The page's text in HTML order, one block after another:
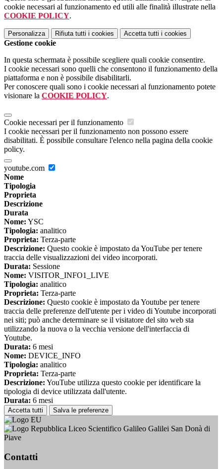
cookie necessari al funzionamento ed utili alle finalità illustrate nella
COOKIE POLICY.
Personalizza Rifiuta tutti i cookies Accetta tutti i cookies
Gestione cookie
In questa schermata è possibile scegliere quali cookie consentire.
I cookie necessari sono quelli che consentono il funzionamento della
piattaforma e non è possibile disabilitarli.
Per conoscere quali sono i cookie necessari al funzionamento potete
visionare la COOKIE POLICY.
Cookie necessari per il funzionamento
I cookie necessari per il funzionamento non possono essere
disabilitati. È possibile consultare l'elenco nella pagina della cookie
policy.
youtube.com
Nome
Tipologia
Proprieta
Descrizione
Durata
Nome: YSC
Tipologia: analitico
Proprieta: Terza-parte
Descrizione: Questo cookie è impostato da YouTube per tenere
traccia delle visualizzazioni dei video incorporati.
Durata: Sessione
Nome: VISITOR_INFO1_LIVE
Tipologia: analitico
Proprieta: Terza-parte
Descrizione: Questo cookie è impostato da Youtube per tenere
traccia delle preferenze dell'utente per i video di Youtube incorporati
nei siti; può anche determinare se il visitatore del sito web sta
utilizzando la nuova o la vecchia versione dell'interfaccia di
Youtube.
Durata: 6 mesi
Nome: DEVICE_INFO
Tipologia: analitico
Proprieta: Terza-parte
Descrizione: YouTube utilizza questo cookie per identificare la
tipologia di device utilizzata dall'utente.
Durata: 6 mesi
Accetta tutti Salva le preferenze
Liceo Scientifico Galileo Galilei San Donà di
Piave
Contatti